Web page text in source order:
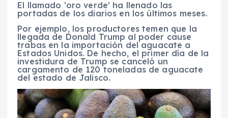
El llamado ‘oro verde’ ha llenado las
portadas de los diarios en los últimos meses.
Por ejemplo, los productores temen que la
llegada de Donald Trump al poder cause
trabas en la importación del aguacate a
Estados Unidos. De hecho, el primer día de la
investidura de Trump se canceló un
cargamento de 120 toneladas de aguacate
del estado de Jalisco.